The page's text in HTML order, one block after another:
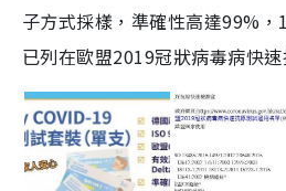
子方式採樣，準確性高達99%
已列在歐盟2019冠狀病毒病快